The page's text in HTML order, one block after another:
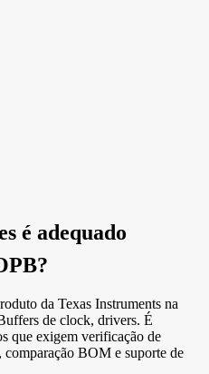
é adequado
da Texas Instruments na
de clock, drivers. É
que exigem verificação de
comparação BOM e suporte de